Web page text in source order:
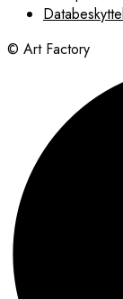
© Art Factory